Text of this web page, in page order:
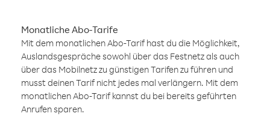
Monatliche Abo-Tarife
Mit dem monatlichen Abo-Tarif hast du die Möglichkeit,
Auslandsgespräche sowohl über das Festnetz als auch
über das Mobilnetz zu günstigen Tarifen zu führen und
musst deinen Tarif nicht jedes mal verlängern. Mit dem
monatlichen Abo-Tarif kannst du bei bereits geführten
Anrufen sparen.